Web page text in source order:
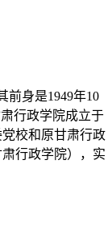
前身是1949年10
行政学院成立于
校和原甘肃行政
行政学院），实